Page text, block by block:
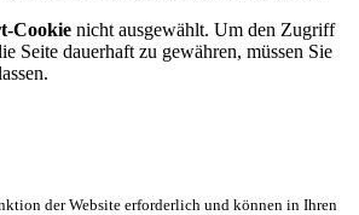
Cookie nicht ausgewählt. Um den Zugriff
Seite dauerhaft zu gewähren, müssen Sie
der Website erforderlich und können in Ihren